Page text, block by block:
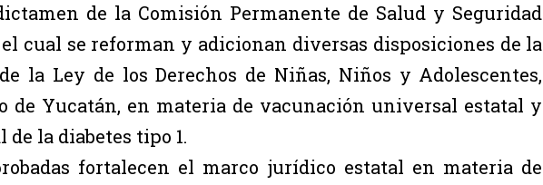
de la Comisión Permanente de Salud y Seguridad
cual se reforman y adicionan diversas disposiciones de la
la Ley de los Derechos de Niñas, Niños y Adolescentes,
de Yucatán, en materia de vacunación universal estatal y
la diabetes tipo 1.
fortalecen el marco jurídico estatal en materia de